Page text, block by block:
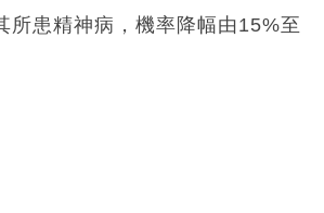
所患精神病，機率降幅由15%至